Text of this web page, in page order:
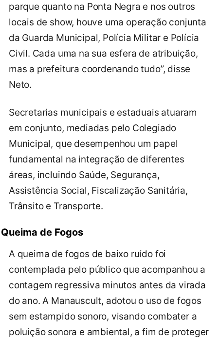
parque quanto na Ponta Negra e nos outros
locais de show, houve uma operação conjunta
da Guarda Municipal, Polícia Militar e Polícia
Civil. Cada uma na sua esfera de atribuição,
mas a prefeitura coordenando tudo”, disse
Neto.
Secretarias municipais e estaduais atuaram
em conjunto, mediadas pelo Colegiado
Municipal, que desempenhou um papel
fundamental na integração de diferentes
áreas, incluindo Saúde, Segurança,
Assistência Social, Fiscalização Sanitária,
Trânsito e Transporte.
Queima de Fogos
A queima de fogos de baixo ruído foi
contemplada pelo público que acompanhou a
contagem regressiva minutos antes da virada
do ano. A Manauscult, adotou o uso de fogos
sem estampido sonoro, visando combater a
poluição sonora e ambiental, a fim de proteger